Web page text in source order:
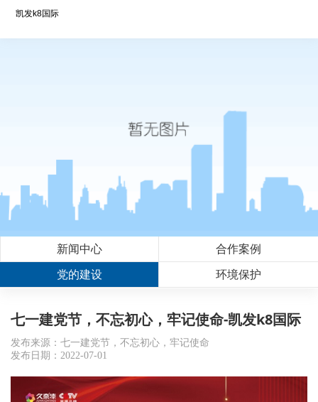
凯发k8国际
新闻中心 合作案例
党的建设 环境保护
七一建党节，不忘初心，牢记使命-凯发k8国际
发布来源：七一建党节，不忘初心，牢记使命
发布日期：2022-07-01